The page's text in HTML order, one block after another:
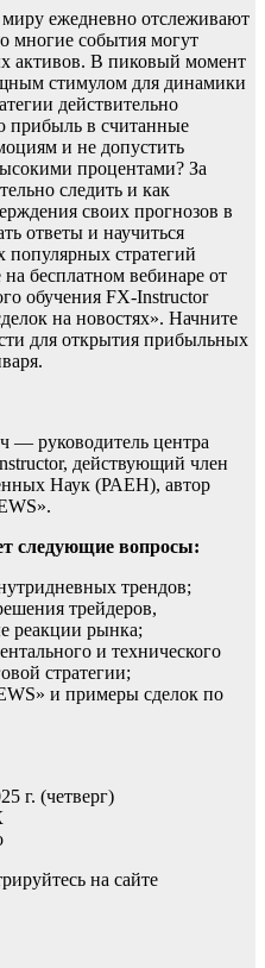
ежедневно отслеживают
многие события могут
активов. В пиковый момент
стимулом для динамики
действительно
прибыль в считанные
и не допустить
процентами? За
следить и как
своих прогнозов в
ответы и научиться
популярных стратегий
бесплатном вебинаре от
обучения FX-Instructor
на новостях». Начните
для открытия прибыльных
— руководитель центра
действующий член
Наук (РАЕН), автор
следующие вопросы:
трендов;
трейдеров,
реакции рынка;
и технического
стратегии;
и примеры сделок по
г. (четверг)
на сайте